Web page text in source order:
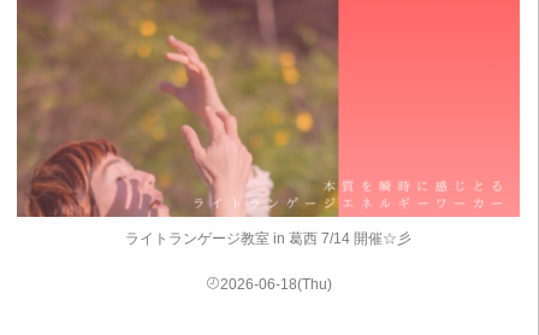
ライトランゲージ教室 in 葛西 7/14 開催☆彡
2026-06-18(Thu)